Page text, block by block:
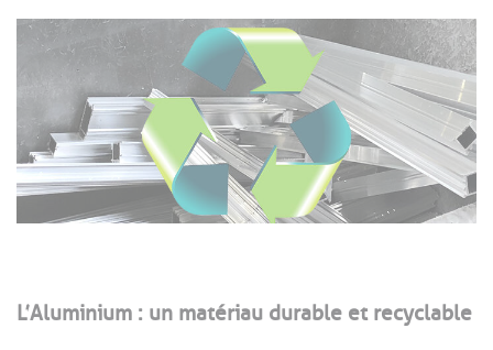
L’Aluminium : un matériau durable et recyclable